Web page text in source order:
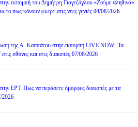
εκπομπή του Δημήτρη Γιαγτζόγλου «Ζούμε αληθινά»
το πως κάνουν φλερτ στις νέες γενιές 04/08/2026
της Α. Καππάτου στην εκπομπή LIVE NOW -Τα
στις οθόνες και στις διακοπές 07/08/2026
ΕΡΤ. Πως να περάσετε όμορφες διακοπές με τα
2026